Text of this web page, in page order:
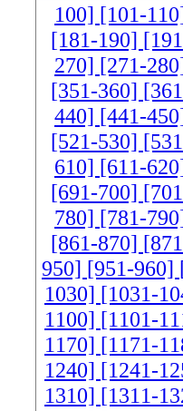
100] [101-
[181-190]
270] [271-
[351-360]
440] [441-
[521-530]
610] [611-
[691-700]
780] [781-
[861-870]
950] [951-960]
1030] [1031-
1100] [1101-
1170] [1171-
1240] [1241-
1310] [1311-